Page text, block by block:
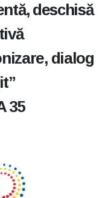
deschisă
dialog
35